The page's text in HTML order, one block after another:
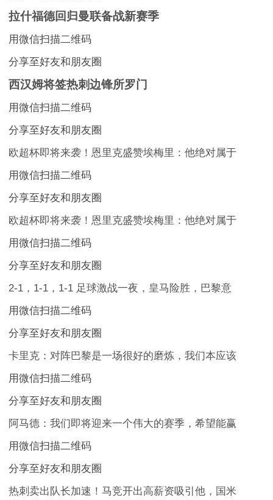
拉什福德回归曼联备战新赛季
用微信扫描二维码
分享至好友和朋友圈
西汉姆将签热刺边锋所罗门
用微信扫描二维码
分享至好友和朋友圈
欧超杯即将来袭！恩里克盛赞埃梅里：他绝对属于
用微信扫描二维码
分享至好友和朋友圈
欧超杯即将来袭！恩里克盛赞埃梅里：他绝对属于
用微信扫描二维码
分享至好友和朋友圈
2-1，1-1，1-1 足球激战一夜，皇马险胜，巴黎意
用微信扫描二维码
分享至好友和朋友圈
卡里克：对阵巴黎是一场很好的磨炼，我们本应该
用微信扫描二维码
分享至好友和朋友圈
阿马德：我们即将迎来一个伟大的赛季，希望能赢
用微信扫描二维码
分享至好友和朋友圈
热刺卖出队长加速！马竞开出高薪资吸引他，国米